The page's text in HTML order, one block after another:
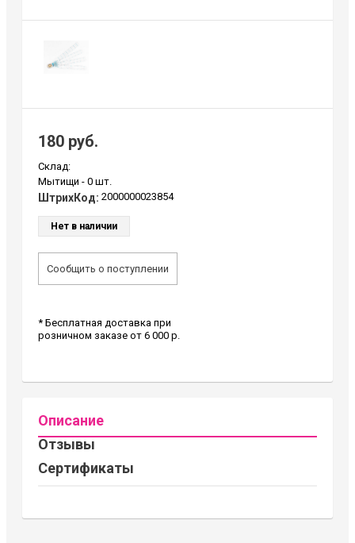
180 руб.
Склад:
Мытищи - 0 шт.
ШтрихКод: 2000000023854
Нет в наличии
Сообщить о поступлении
* Бесплатная доставка при
розничном заказе от 6 000 р.
Описание
Отзывы
Сертификаты